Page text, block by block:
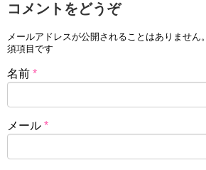
コメントをどうぞ
メールアドレスが公開されることはありません。
須項目です
名前 *
メール *